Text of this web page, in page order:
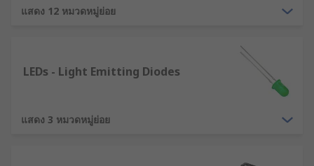
(ultraviolet). Optoelectronic technology and
telecommunications, and alignment. There are
pipes, reflectors, controllers and drivers.
แสดง 12 หมวดหมู่ย่อย
LEDs - Light Emitting Diodes
แสดง 3 หมวดหมู่ย่อย